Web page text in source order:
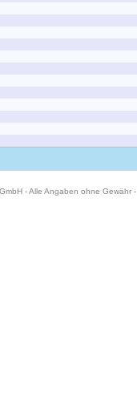
- Alle Angaben ohne Gewähr -